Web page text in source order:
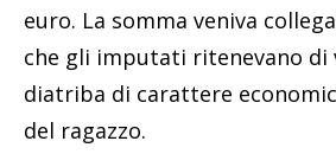
euro. La somma veniva
che gli imputati ritenevano di
diatriba di carattere
del ragazzo.